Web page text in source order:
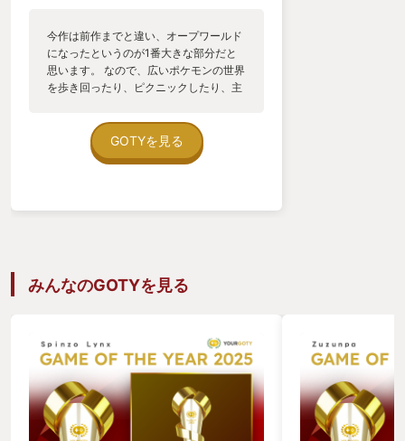
今作は前作までと違い、オープワールド
になったというのが1番大きな部分だと
思います。 なので、広いポケモンの世界
を歩き回ったり、ピクニックしたり、主
こといっぱいで毎日ワクワクして進めて
しまいました！ ポケモンシリーズをやり
続けている人も、やったことがない・昔
GOTYを見る
みんなのGOTYを見る